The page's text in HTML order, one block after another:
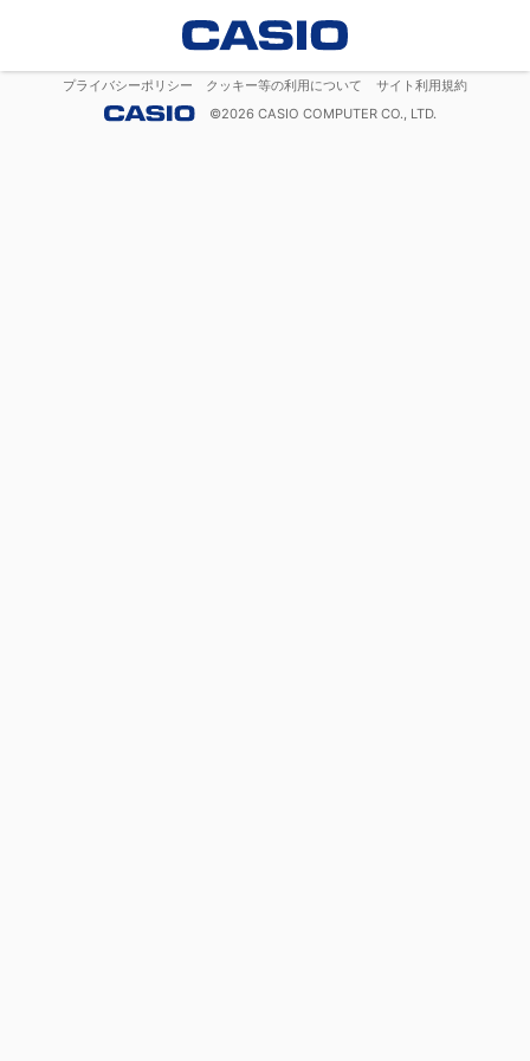
プライバシーポリシー クッキー等の利用について
サイト利用規約
©2026 CASIO COMPUTER CO., LTD.